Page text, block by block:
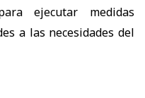
ejecutar medidas
a las necesidades del